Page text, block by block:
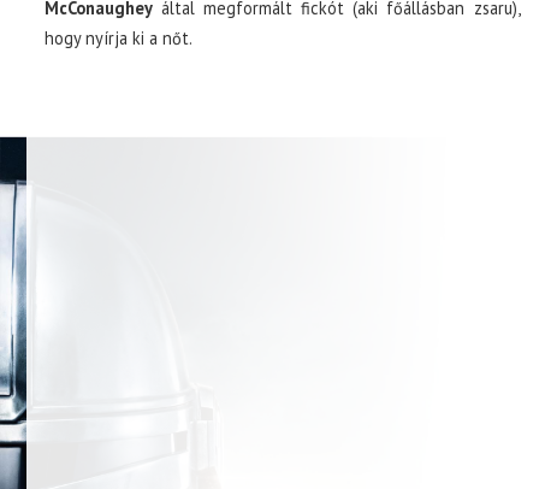
McConaughey által megformált fickót (aki főállásban zsaru),
hogy nyírja ki a nőt.